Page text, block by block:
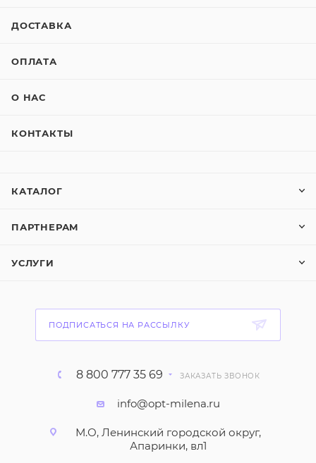
ДОСТАВКА
ОПЛАТА
О НАС
КОНТАКТЫ
КАТАЛОГ
ПАРТНЕРАМ
УСЛУГИ
ПОДПИСАТЬСЯ НА РАССЫЛКУ
8 800 777 35 69 ЗАКАЗАТЬ ЗВОНОК
info@opt-milena.ru
М.О, Ленинский городской округ,
Апаринки, вл1